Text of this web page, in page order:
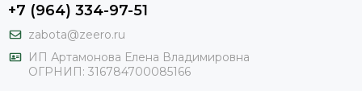
+7 (964) 334-97-51
zabota@zeero.ru
И П Артамонова Елена Владимировна
ОГРНИП: 316784700085166